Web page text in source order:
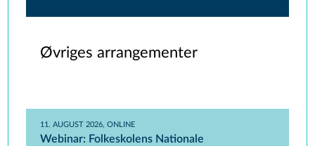
Øvriges arrangementer
11. AUGUST 2026, ONLINE
Webinar: Folkeskolens Nationale